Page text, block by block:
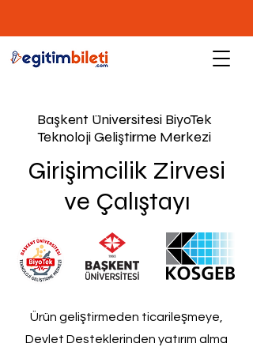
Başkent Üniversitesi BiyoTek
Teknoloji Geliştirme Merkezi
Girişimcilik Zirvesi
ve Çalıştayı
Ürün geliştirmeden ticarileşmeye,
Devlet Desteklerinden yatırım alma